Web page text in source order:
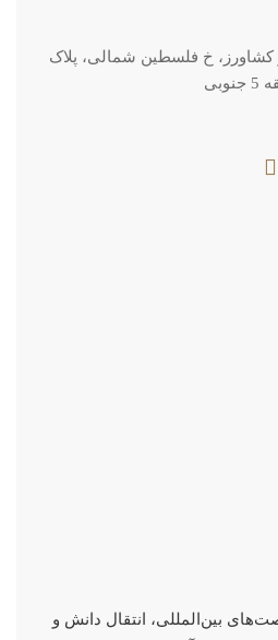
کشاورز، خ فلسطین شمالی، پلاک
بین‌المللی، انتقال دانش و